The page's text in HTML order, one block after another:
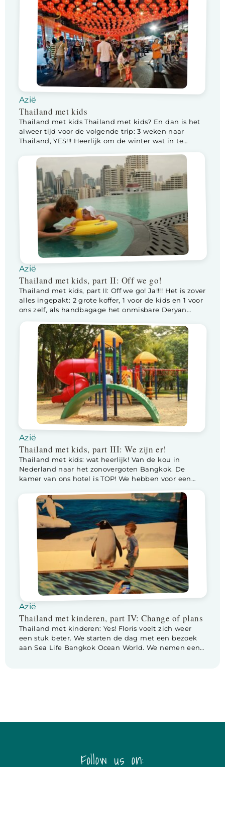
Azië
Thailand met kids
Thailand met kids Thailand met kids? En dan is het
alweer tijd voor de volgende trip: 3 weken naar
Thailand, YES!!! Heerlijk om de winter wat in te
op vakantie met 2 kids ipv 1. Lotte is even oud als
Floris was toen we […]
Azië
Thailand met kids, part II: Off we go!
Thailand met kids, part II: Off we go! Ja!!!! Het is zover
alles ingepakt: 2 grote koffer, 1 voor de kids en 1 voor
ons zelf, als handbagage het onmisbare Deryan
helemaal plat kan zodat Lotte erin kan slapen, een
luiertas incl eten/drinken/luiers en reserve kleding
voor […]
Azië
Thailand met kids, part III: We zijn er!
Thailand met kids: wat heerlijk! Van de kou in
Nederland naar het zonovergoten Bangkok. De
kamer van ons hotel is TOP! We hebben voor een
stijl” hotelkamer met zithoek, keuken en eettafel.
Nadat we onze bagage wat hebben uitgepakt, gaan
we eerst een plonsje maken in de roof top […]
Azië
Thailand met kinderen, part IV: Change of plans
Thailand met kinderen: Yes! Floris voelt zich weer
een stuk beter. We starten de dag met een bezoek
aan Sea Life Bangkok Ocean World. We nemen een
Follow us on: